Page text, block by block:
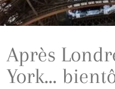
Après
York…